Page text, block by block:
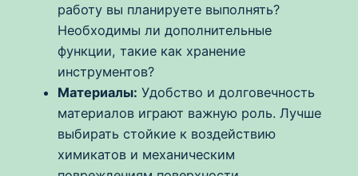
работу вы планируете выполнять?
Необходимы ли дополнительные
функции, такие как хранение
инструментов?
Материалы: Удобство и долговечность
материалов играют важную роль. Лучше
выбирать стойкие к воздействию
химикатов и механическим